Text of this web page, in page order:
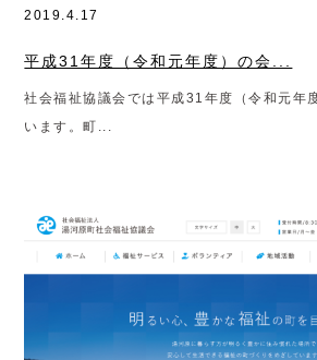
2019.4.17
平成31年度（令和元年度）の会...
社会福祉協議会では平成31年度（令和元年
います。町...